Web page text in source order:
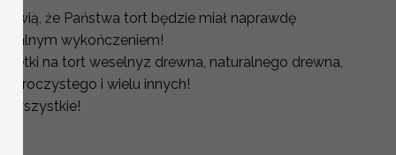
że Państwa tort będzie miał naprawdę
wykończeniem!
na tort weselnyz drewna, naturalnego drewna,
i wielu innych!
wszystkie!